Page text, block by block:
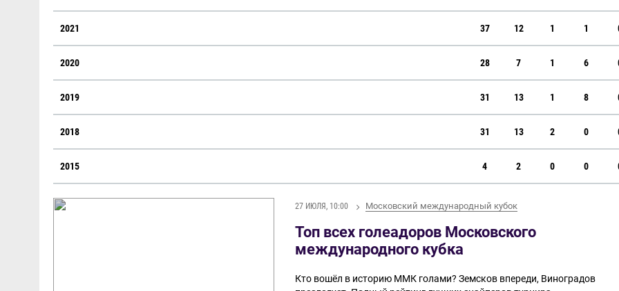
2021 37 12 1 1
2020 28 7 1 6
2019 31 13 1 8
2018 31 13 2 0
2015 4 2 0 0
27 ИЮЛЯ, 10:00 Московский международный кубок
Топ всех голеадоров Московского
международного кубка
Кто вошёл в историю ММК голами? Земсков впереди, Виноградов